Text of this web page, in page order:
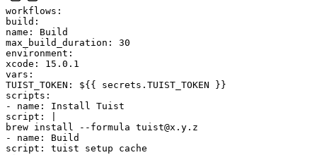
workflows :
build :
name :
Build
max_build_duration :
30
environment :
xcode :
15.0.1
vars :
TUIST_TOKEN :
${{ secrets.TUIST_TOKEN }}
scripts :
-
name :
Install Tuist
script :
brew install --formula tuist@x.y.z
-
name :
Build
script : tuist setup cache